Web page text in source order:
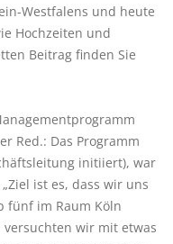
Westfalens und heute
Hochzeiten und
Beitrag finden Sie
Red.: Das Programm
initiiert), war
ist es, dass wir uns
fünf im Raum Köln
versuchten wir mit etwas